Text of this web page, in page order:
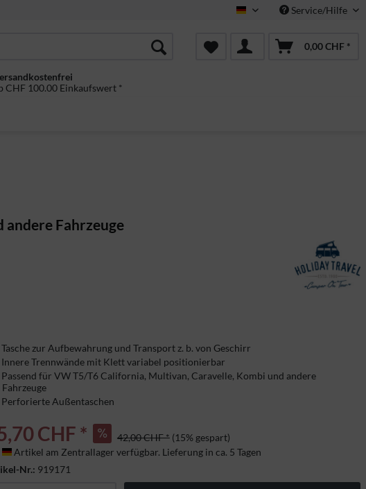
Deutsch Service/Hilfe
0,00 CHF *
CHF 100.00 Einkaufswert *
Fahrzeuge
Tasche zur Aufbewahrung und Transport z. b. von Geschirr
Innere Trennwände mit Klett variabel positionierbar
Passend für VW T5/T6 California, Multivan, Caravelle, Kombi und andere
Fahrzeuge
Perforierte Außentaschen
CHF * 42,00 CHF * (15% gespart)
Deutschland
Artikel am Zentrallager verfügbar. Lieferung in ca. 5 Tagen
Nr.: 919171